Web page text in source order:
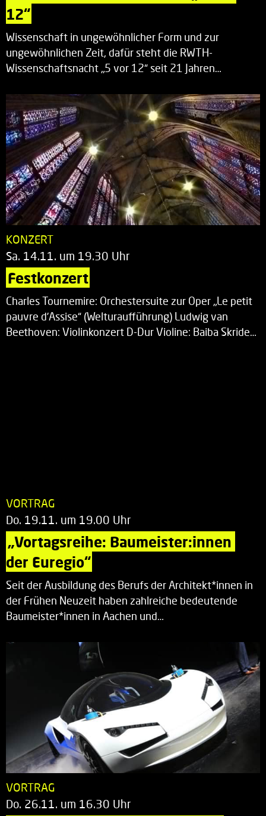
12“
Wissenschaft in ungewöhnlicher Form und zur
ungewöhnlichen Zeit, dafür steht die RWTH-
Wissenschaftsnacht „5 vor 12“ seit 21 Jahren…
KONZERT
Sa. 14.11. um 19.30 Uhr
Festkonzert
Charles Tournemire: Orchestersuite zur Oper „Le petit
pauvre d’Assise“ (Welturaufführung) Ludwig van
Beethoven: Violinkonzert D-Dur Violine: Baiba Skride…
VORTRAG
Do. 19.11. um 19.00 Uhr
„Vortagsreihe: Baumeister:innen
der Euregio“
Seit der Ausbildung des Berufs der Architekt*innen in
der Frühen Neuzeit haben zahlreiche bedeutende
Baumeister*innen in Aachen und…
VORTRAG
Do. 26.11. um 16.30 Uhr